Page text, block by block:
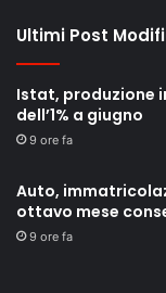
Ultimi Post
Istat, produzione
dell’1% a giugno
9 ore fa
Auto,
ottavo mese
9 ore fa